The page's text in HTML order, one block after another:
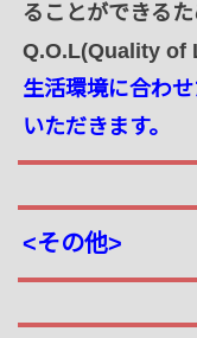
ることができる
Q.O.L(Quality of
生活環境に合わ
いただきます。
<その他>